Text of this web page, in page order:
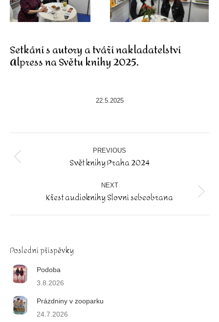
Setkání s autory a tváří nakladatelství
Alpress na Světu knihy 2025.
22.5.2025
Album
navigation PREVIOUS
Previous
Svět knihy Praha 2024
NEXT
Next
Křest audioknihy Slovní sebeobrana
Poslední příspěvky
Podoba
3.8.2026
Prázdniny v zooparku
24.7.2026